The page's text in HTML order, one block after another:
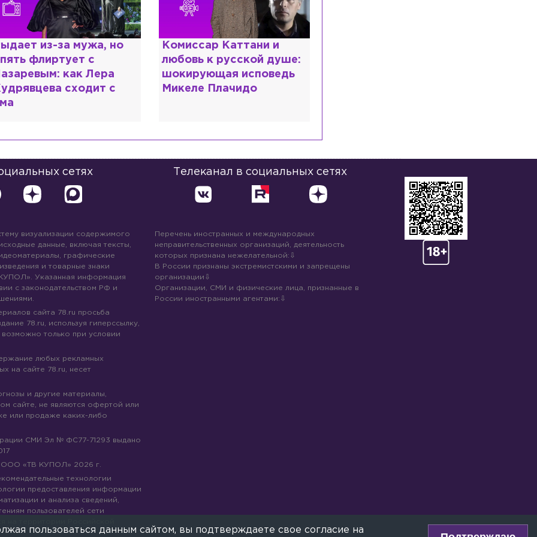
Каттани и
к русской душе:
исповедь
Плачидо
Специалист с напрасным
дипломом: почему мир
разочаровался в высшем
образовании?
сетях Телеканал в социальных сетях
визуализации содержимого
данные, включая тексты,
графические
и товарные знаки
Указанная информация
с законодательством РФ и
сайта 78.ru просьба
78.ru, используя гиперссылку,
возможно только при условии
любых рекламных
на сайте 78.ru, несет
и другие материалы,
сайте, не являются офертой или
или продаже каких-либо
СМИ Эл № ФС77-71293 выдано
ООО «ТВ КУПОЛ» 2026 г.
технологии
предоставления информации
и анализа сведений,
пользователей сети
Перечень иностранных и международных
неправительственных организаций, деятельность
которых признана нежелательной:
В России признаны экстремистскими и запрещены
организации
Организации, СМИ и физические лица, признанные в
России иностранными агентами:
пользоваться данным сайтом, вы подтверждаете свое согласие на